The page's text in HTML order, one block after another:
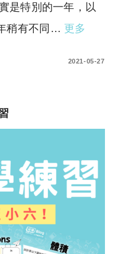
是特別的一年，以
稍有不同… 更多
2021-05-27